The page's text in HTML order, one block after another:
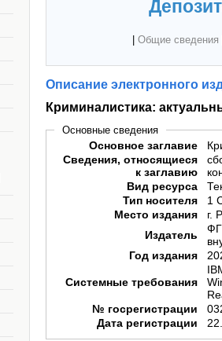
Общие сведения
Описание электронного
Криминалистика:
Основные сведения
Основное заглавие
Сведения, относящиеся
к заглавию
Вид ресурса
Тип носителя
1
Место издания
г.
Издатель
Год издания
Системные требования
№ госрегистрации
Дата регистрации